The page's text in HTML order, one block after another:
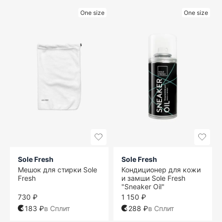
One size
Sole Fresh
Мешок для стирки Sole
Fresh
730 ₽
183 ₽в Сплит
One size
Sole Fresh
Кондиционер для кожи
и замши Sole Fresh
"Sneaker Oil"
1 150 ₽
288 ₽в Сплит